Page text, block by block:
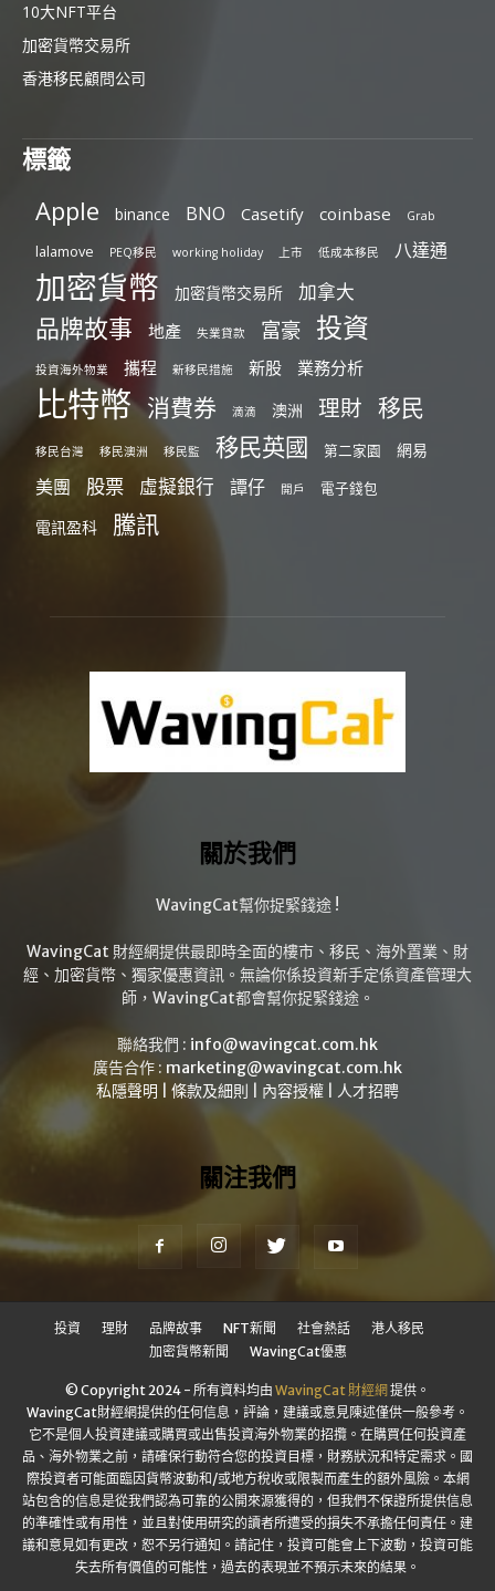
10大NFT平台
加密貨幣交易所
香港移民顧問公司
標籤
Apple binance BNO Casetify coinbase Grab
lalamove PEQ移民 working holiday 上市 低成本移民 八達通
加密貨幣 加密貨幣交易所 加拿大
品牌故事 地產 失業貸款 富豪 投資
投資海外物業 攜程 新移民措施 新股 業務分析
比特幣 消費券 滴滴 澳洲 理財 移民
移民台灣 移民澳洲 移民監 移民英國 第二家園 網易
美團 股票 虛擬銀行 譚仔 開戶 電子錢包
電訊盈科 騰訊
關於我們
WavingCat幫你捉緊錢途 !
WavingCat 財經網提供最即時全面的樓市、移民、海外置業、財
經、加密貨幣、獨家優惠資訊。無論你係投資新手定係資產管理大
師，WavingCat都會幫你捉緊錢途。
聯絡我們 : info@wavingcat.com.hk
廣告合作 : marketing@wavingcat.com.hk
私隱聲明
條款及細則 內容授權 人才招聘
關注我們
投資 理財 品牌故事 NFT新聞 社會熱話
港人移民
加密貨幣新聞
WavingCat優惠
© Copyright 2024 - 所有資料均由 WavingCat 財經網提供。
WavingCat財經網提供的任何信息，評論，建議或意見陳述僅供一般參考。
它不是個人投資建議或購買或出售投資海外物業的招攬。在購買任何投資產
品、海外物業之前，請確保行動符合您的投資目標，財務狀況和特定需求。國
際投資者可能面臨因貨幣波動和/或地方稅收或限製而產生的額外風險。本網
站包含的信息是從我們認為可靠的公開來源獲得的，但我們不保證所提供信息
的準確性或有用性，並且對使用研究的讀者所遭受的損失不承擔任何責任。建
議和意見如有更改，恕不另行通知。請記住，投資可能會上下波動，投資可能
失去所有價值的可能性，過去的表現並不預示未來的結果。